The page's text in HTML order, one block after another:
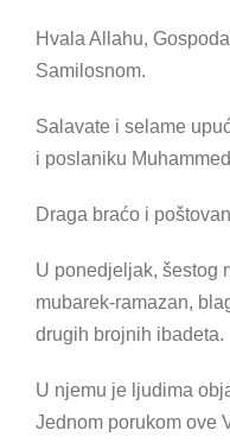
Hvala Allahu,
Samilosnom.
Salavate i selame
i poslaniku
Draga braćo i
U ponedjeljak, šestog
mubarek-ramazan,
drugih brojnih ibadeta.
U njemu je ljudima
Jednom porukom ove